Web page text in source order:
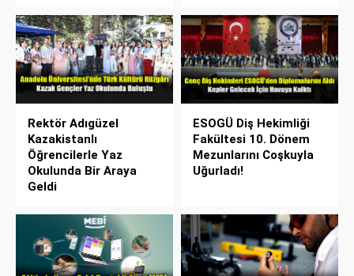
Rektör Adıgüzel
Kazakistanlı
Öğrencilerle Yaz
Okulunda Bir Araya
Geldi
ESOGÜ Diş Hekimliği
Fakültesi 10. Dönem
Mezunlarını Coşkuyla
Uğurladı!